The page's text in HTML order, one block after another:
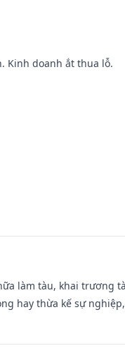
Kinh doanh ắt thua lỗ.
làm tàu, khai trương
hay thừa kế sự